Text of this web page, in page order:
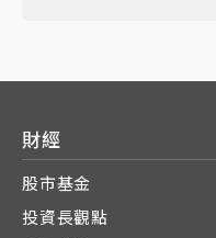
財經
股市基金
投資長觀點